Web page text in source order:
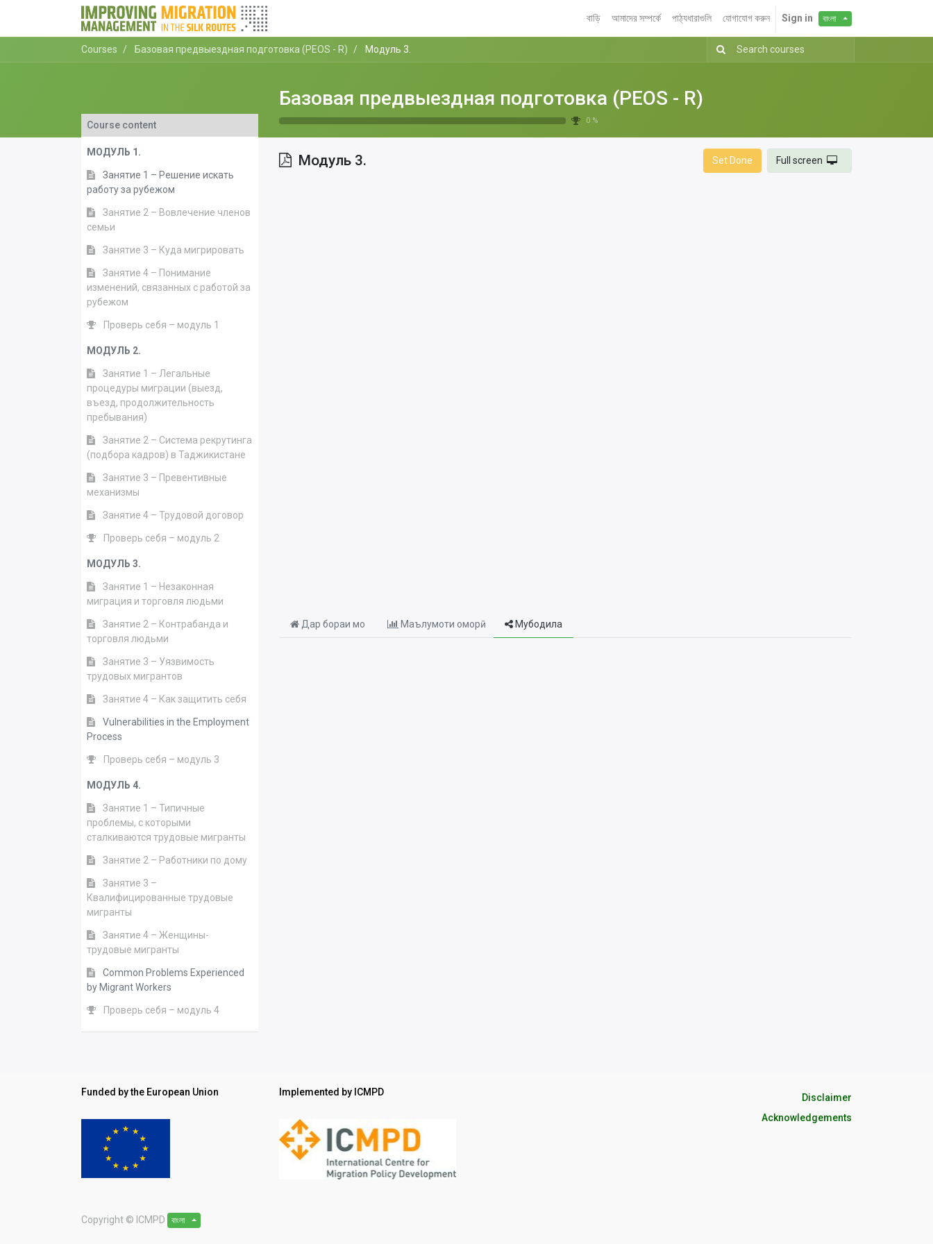
বাড়ি আমাদের সম্পর্কে পাঠ্যধারাগুলি যোগাযোগ করুন Sign in বাংলা
Courses Базовая предвыездная подготовка (PEOS - R) Модуль 3.
Базовая предвыездная подготовка (PEOS - R)
0 %
Course content
МОДУЛЬ 1.
Занятие 1 – Решение искать
работу за рубежом
Занятие 2 – Вовлечение членов
семьи
Занятие 3 – Куда мигрировать
Занятие 4 – Понимание
изменений, связанных с работой за
рубежом
Проверь себя – модуль 1
МОДУЛЬ 2.
Занятие 1 – Легальные
процедуры миграции (выезд,
въезд, продолжительность
пребывания)
Занятие 2 – Система рекрутинга
(подбора кадров) в Таджикистане
Занятие 3 – Превентивные
механизмы
Занятие 4 – Трудовой договор
Проверь себя – модуль 2
МОДУЛЬ 3.
Занятие 1 – Незаконная
миграция и торговля людьми
Занятие 2 – Контрабанда и
торговля людьми
Занятие 3 – Уязвимость
трудовых мигрантов
Занятие 4 – Как защитить себя
Vulnerabilities in the Employment
Process
Проверь себя – модуль 3
МОДУЛЬ 4.
Занятие 1 – Типичные
проблемы, с которыми
сталкиваются трудовые мигранты
Занятие 2 – Работники по дому
Занятие 3 –
Квалифицированные трудовые
мигранты
Занятие 4 – Женщины-
трудовые мигранты
Common Problems Experienced
by Migrant Workers
Проверь себя – модуль 4
Модуль 3. Set Done Full screen
Дар бораи мо Маълумоти оморӣ Мубодила
Funded by the European Union Implemented by ICMPD
Disclaimer
Acknowledgements
Copyright © ICMPD বাংলা